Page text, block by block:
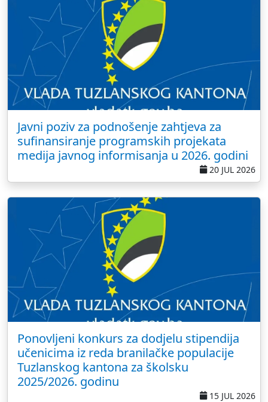
Javni poziv za podnošenje zahtjeva za
sufinansiranje programskih projekata
medija javnog informisanja u 2026. godini
20 JUL 2026
Ponovljeni konkurs za dodjelu stipendija
učenicima iz reda branilačke populacije
Tuzlanskog kantona za školsku
2025/2026. godinu
15 JUL 2026